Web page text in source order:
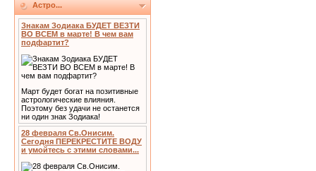
Астро...
Знакам Зодиака БУДЕТ ВЕЗТИ
ВО ВСЕМ в марте! В чем вам
подфартит?
Март будет богат на позитивные
астрологические влияния.
Поэтому без удачи не останется
ни один знак Зодиака!
28 февраля Св.Онисим.
Сегодня ПЕРЕКРЕСТИТЕ ВОДУ
и умойтесь с этими словами...